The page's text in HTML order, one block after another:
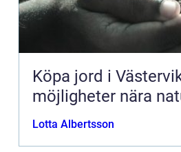
Köpa jord i
möjligheter nära
Lotta Albertsson